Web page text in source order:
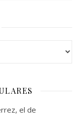
el de